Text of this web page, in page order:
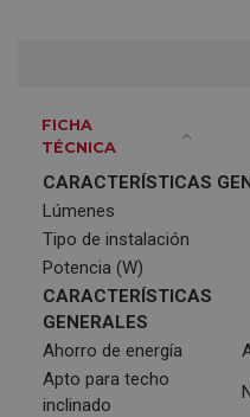
FICHA
TÉCNICA
CARACTERÍSTICAS
Lúmenes
Tipo de instalación
Potencia (W)
CARACTERÍSTICAS
GENERALES
Ahorro de energía
Apto para techo
inclinado